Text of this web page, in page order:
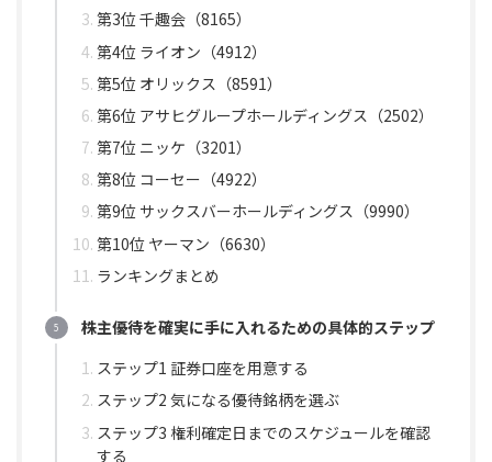
第3位 千趣会（8165）
第4位 ライオン（4912）
第5位 オリックス（8591）
第6位 アサヒグループホールディングス（2502）
第7位 ニッケ（3201）
第8位 コーセー（4922）
第9位 サックスバーホールディングス（9990）
第10位 ヤーマン（6630）
ランキングまとめ
株主優待を確実に手に入れるための具体的ステップ
ステップ1 証券口座を用意する
ステップ2 気になる優待銘柄を選ぶ
ステップ3 権利確定日までのスケジュールを確認
する